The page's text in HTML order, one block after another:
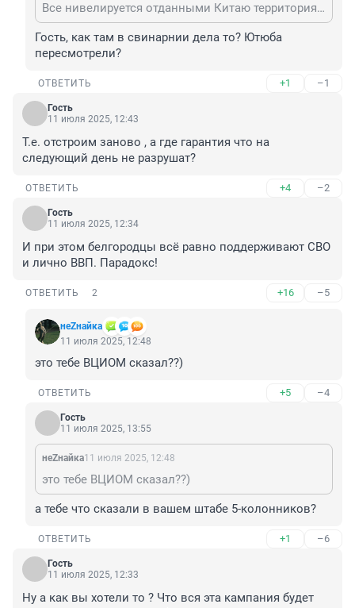
Все нивелируется отданными Китаю территориями
Гость, как там в свинарнии дела то? Ютюба
пересмотрели?
ОТВЕТИТЬ +1 –1
Гость
11 июля 2025, 12:43
Т.е. отстроим заново , а где гарантия что на
следующий день не разрушат?
ОТВЕТИТЬ +4 –2
Гость
11 июля 2025, 12:34
И при этом белгородцы всё равно поддерживают СВО
и лично ВВП. Парадокс!
ОТВЕТИТЬ 2 +16 –5
неZнайка
11 июля 2025, 12:48
это тебе ВЦИОМ сказал??)
ОТВЕТИТЬ +5 –4
Гость
11 июля 2025, 13:55
неZнайка11 июля 2025, 12:48
это тебе ВЦИОМ сказал??)
а тебе что сказали в вашем штабе 5-колонников?
ОТВЕТИТЬ +1 –6
Гость
11 июля 2025, 12:33
Ну а как вы хотели то ? Что вся эта кампания будет